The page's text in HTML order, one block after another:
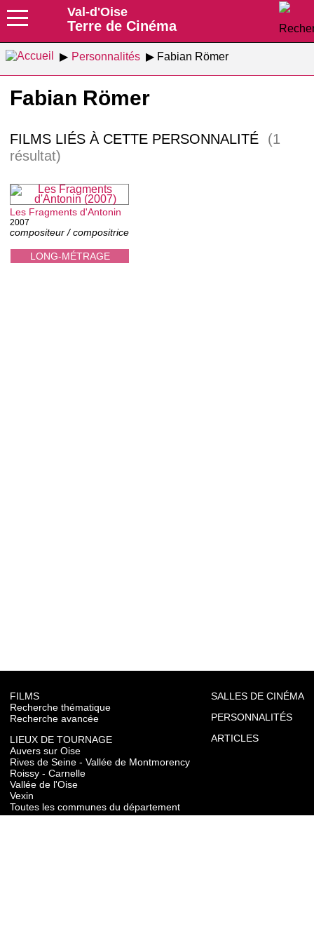
Val-d'Oise
Terre de Cinéma
Personnalités Fabian Römer
Fabian Römer
FILMS LIÉS À CETTE PERSONNALITÉ
(1
résultat)
LONG-MÉTRAGE
Les Fragments d'Antonin
2007
compositeur / compositrice
FILMS
Recherche thématique
Recherche avancée
LIEUX DE TOURNAGE
Auvers sur Oise
Rives de Seine - Vallée de Montmorency
Roissy - Carnelle
Vallée de l'Oise
Vexin
Toutes les communes du département
SALLES DE CINÉMA
PERSONNALITÉS
ARTICLES